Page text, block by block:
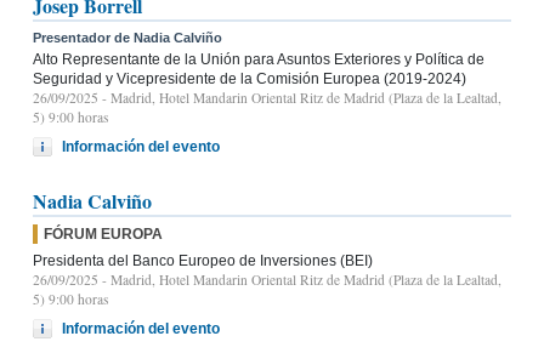
Presentador de Nadia Calviño
Alto Representante de la Unión para Asuntos Exteriores y Política de
Seguridad y Vicepresidente de la Comisión Europea (2019-2024)
26/09/2025 - Madrid, Hotel Mandarin Oriental Ritz de Madrid (Plaza de la Lealtad,
5) 9:00 horas
Información del evento
Nadia Calviño
FÓRUM EUROPA
Presidenta del Banco Europeo de Inversiones (BEI)
26/09/2025 - Madrid, Hotel Mandarin Oriental Ritz de Madrid (Plaza de la Lealtad,
5) 9:00 horas
Información del evento